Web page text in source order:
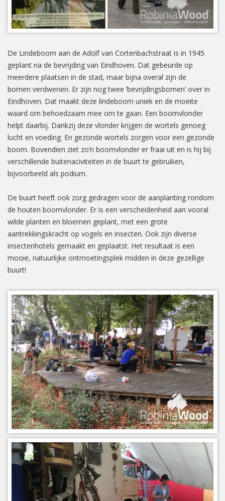
De Lindeboom aan de Adolf van Cortenbachstraat is in 1945
geplant na de bevrijding van Eindhoven. Dat gebeurde op
meerdere plaatsen in de stad, maar bijna overal zijn de
bomen verdwenen. Er zijn nog twee ‘bevrijdingsbomen’ over in
Eindhoven. Dat maakt deze lindeboom uniek en de moeite
waard om behoedzaam mee om te gaan. Een boomvlonder
helpt daarbij. Dankzij deze vlonder krijgen de wortels genoeg
lucht en voeding. En gezonde wortels zorgen voor een gezonde
boom. Bovendien ziet zo’n boomvlonder er fraai uit en is hij bij
verschillende buitenaciviteiten in de buurt te gebruiken,
bijvoorbeeld als podium.
De buurt heeft ook zorg gedragen voor de aanplanting rondom
de houten boomvlonder. Er is een verscheidenheid aan vooral
wilde planten en bloemen geplant, met een grote
aantrekkingskracht op vogels en insecten. Ook zijn diverse
insectenhotels gemaakt en geplaatst. Het resultaat is een
mooie, natuurlijke ontmoetingsplek midden in deze gezellige
buurt!